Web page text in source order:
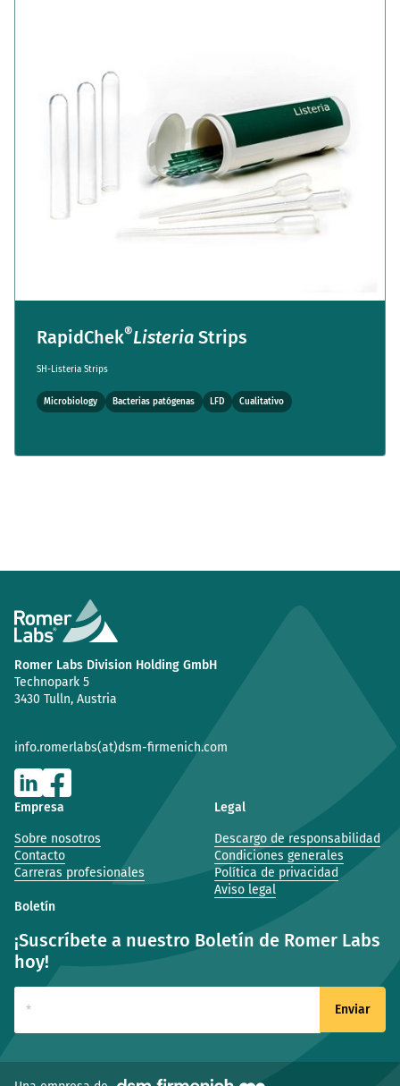
RapidChek®Listeria Strips
SH-Listeria Strips
Microbiology Bacterias patógenas LFD Cualitativo
Romer Labs Division Holding GmbH
Technopark 5
3430 Tulln, Austria
info.romerlabs(at)dsm-firmenich.com
Empresa
Sobre nosotros
Contacto
Carreras profesionales
Legal
Descargo de responsabilidad
Condiciones generales
Política de privacidad
Aviso legal
Boletín
¡Suscríbete a nuestro Boletín de Romer Labs
hoy!